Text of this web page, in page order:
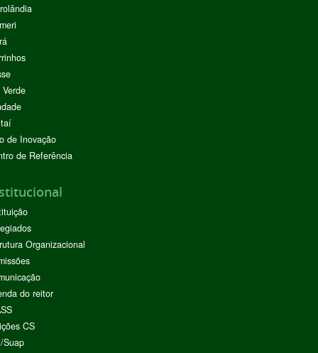
de Inovação
de Referência
Organizacional
do reitor
CS
Suap